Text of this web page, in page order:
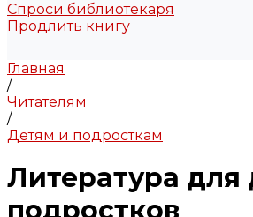
Спроси библиотекаря
Продлить книгу
Главная
/
Читателям
/
Детям и подросткам
Литература для
подростков